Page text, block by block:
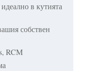
в кутията
собствен
RCM